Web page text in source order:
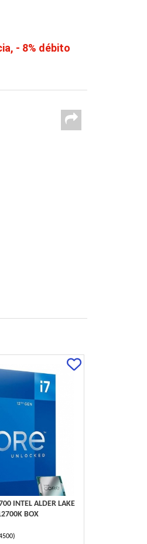
- 8% débito
INTEL ALDER LAKE
BOX
)